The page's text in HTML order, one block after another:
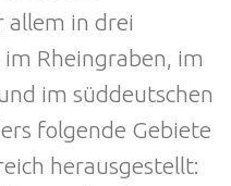
allem in drei
Rheingraben, im
im süddeutschen
folgende Gebiete
herausgestellt: